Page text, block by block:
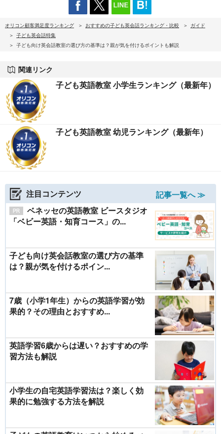
オリコン顧客満足度ランキング おすすめの子ども英会話ランキング・比較
ガイド
子ども英会話特集
子ども向け英会話教室の選び方の基準は？親が気を付けるポイントも解説
関連リンク
子ども英語教室 小学生ランキング（最新年）
子ども英語教室 幼児ランキング（最新年）
注目コンテンツ
記事一覧へ ≫
ベネッセの英語教室 ビースタジオ
「ベビー英語・知育コース」の...
子ども向け英会話教室の選び方の基準
は？親が気を付けるポイン...
7歳（小学1年生）からの英語学習が効
果的？その理由とおすすめ...
英語学習6歳からは遅い？おすすめの学
習方法も解説
小学生の自宅英語学習法は？楽しく効
果的に勉強する方法を解説